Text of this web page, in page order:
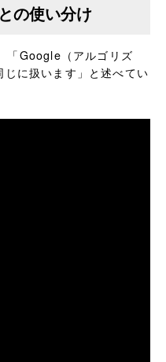
の使い分け
Google（アルゴリズ
に扱います」と述べてい